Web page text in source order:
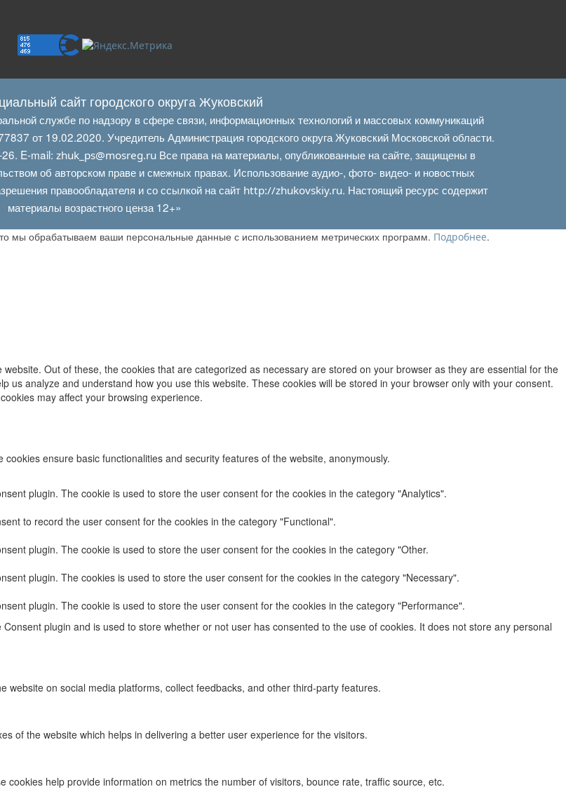
сайт городского округа Жуковский
службе по надзору в сфере связи, информационных технологий и массовых коммуникаций
от 19.02.2020. Учредитель Администрация городского округа Жуковский Московской области.
E‑mail: zhuk_ps@mosreg.ruВсе права на материалы, опубликованные на сайте, защищены в
об авторском праве и смежных правах. Использование аудио-, фото- видео- и новостных
правообладателя и со ссылкой на сайт http://zhukovskiy.ru. Настоящий ресурс содержит
материалы возрастного ценза 12+»
мы обрабатываем ваши персональные данные с использованием метрических программ. Подробнее.
Out of these, the cookies that are categorized as necessary are stored on your browser as they are essential for the
us analyze and understand how you use this website. These cookies will be stored in your browser only with your consent.
may affect your browsing experience.
ensure basic functionalities and security features of the website, anonymously.
plugin. The cookie is used to store the user consent for the cookies in the category "Analytics".
to record the user consent for the cookies in the category "Functional".
plugin. The cookie is used to store the user consent for the cookies in the category "Other.
plugin. The cookies is used to store the user consent for the cookies in the category "Necessary".
plugin. The cookie is used to store the user consent for the cookies in the category "Performance".
plugin and is used to store whether or not user has consented to the use of cookies. It does not store any personal
on social media platforms, collect feedbacks, and other third-party features.
of the website which helps in delivering a better user experience for the visitors.
help provide information on metrics the number of visitors, bounce rate, traffic source, etc.